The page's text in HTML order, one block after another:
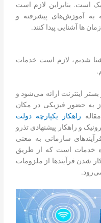
است. بنابراین لازم است
به آموزش‌های پیشرفته و
ها آشنایی پیدا کنند.
شدیم، لازم است خدمات
اینترنت ارائه می‌شود و
به حضور فیزیکی در مکان
راهکار یکپارچه دولت
و راهکار پیشنهادی تذرو
سازمانی به معنی
خدمات است که از طریق
شدن فرآیندها از ملزومات